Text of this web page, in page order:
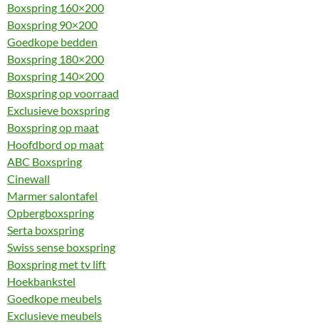
Boxspring 160×200
Boxspring 90×200
Goedkope bedden
Boxspring 180×200
Boxspring 140×200
Boxspring op voorraad
Exclusieve boxspring
Boxspring op maat
Hoofdbord op maat
ABC Boxspring
Cinewall
Marmer salontafel
Opbergboxspring
Serta boxspring
Swiss sense boxspring
Boxspring met tv lift
Hoekbankstel
Goedkope meubels
Exclusieve meubels